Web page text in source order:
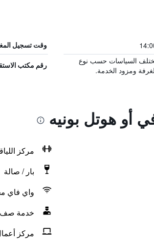
وقت تسجيل
السياسات حسب نوع
ومزود الخدمة.
رقم مكتب
أو هوتل بونيه
مركز
بار / صالة
واي فاي
خدمة صف
مركز